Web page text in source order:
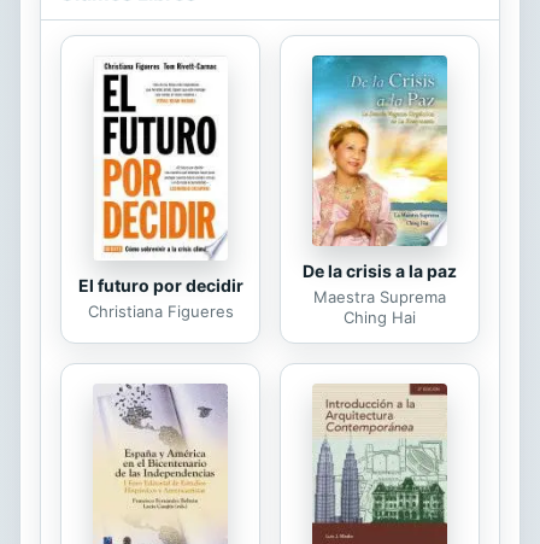
abismo de dolor y depresión que la
lleva en una travesía al reino
espiritual, el cual está habitado por
una gigantesca serpiente con el
poder de sanar o destruir.
Finalmente, nuestra protagonista
vuelve de este viaje de
introspección, convertida en...
El futuro por decidir
Christiana Figueres
De la crisis a la paz
Maestra Suprema
Ching Hai